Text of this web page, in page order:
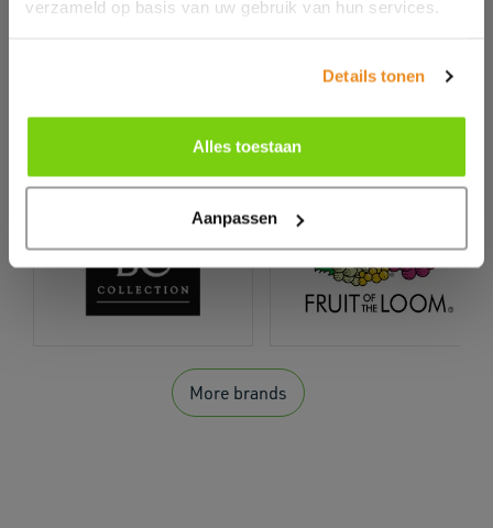
verzameld op basis van uw gebruik van hun services.
Details tonen
Alles toestaan
Aanpassen
More brands